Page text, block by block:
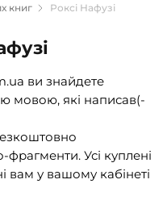
(527)
(55)
книг Роксі Нафузі
ви знайдете
мовою, які написав(-
Усі куплені
вам у вашому кабінеті